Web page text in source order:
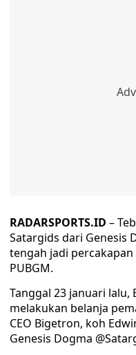
RADARSPORTS.ID –
Satargids dari Genesis
tengah jadi
PUBGM.
Tanggal 23 januari
melakukan belanja
CEO Bigetron, koh
Genesis Dogma